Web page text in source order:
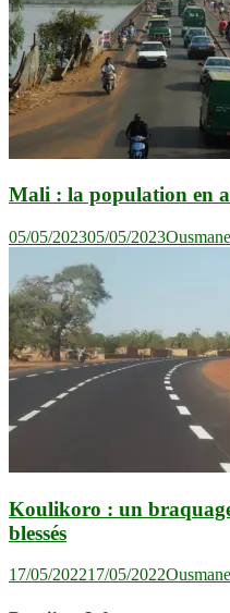
Mali : la population en
05/05/202305/05/2023
Koulikoro : un
blessés
17/05/202217/05/2022